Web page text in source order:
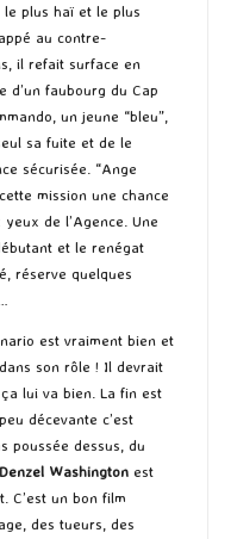
plus haï et le plus
au contre-
il refait surface en
d’un faubourg du Cap
un jeune “bleu”,
sa fuite et de le
sécurisée. “Ange
mission une chance
de l’Agence. Une
et le renégat
réserve quelques
est vraiment bien et
son rôle ! Il devrait
lui va bien. La fin est
décevante c’est
poussée dessus, du
Denzel Washington est
C’est un bon film
des tueurs, des